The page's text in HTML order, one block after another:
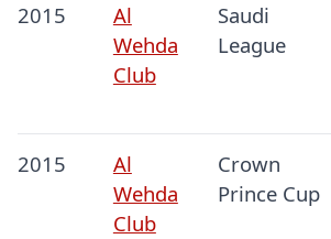
2015
Al
Wehda
Club
Saudi
League
2015
Al
Wehda
Club
Crown
Prince Cup